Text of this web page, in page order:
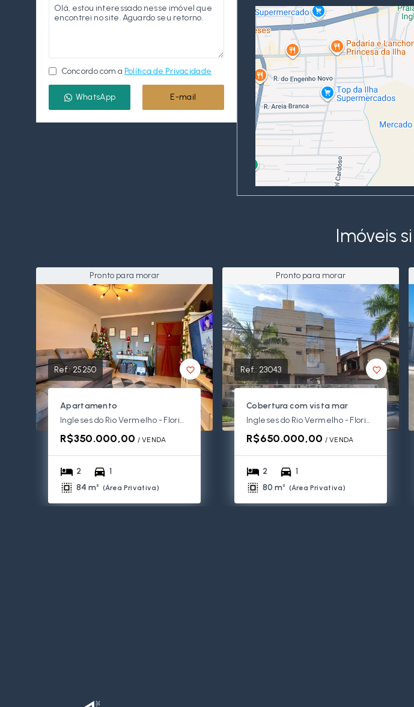
Concordo com a Política de Privacidade
WhatsApp E-mail
Imóveis
Pronto para morar
Ref.:25250
Apartamento
Ingleses do Rio Vermelho - Florianópolis/SC
R$350.000,00 / VENDA
2
1
84 m² (Área Privativa)
Pronto para morar
Ref.: 23043
Cobertura com vista mar
Ingleses do Rio Vermelho - Florianópolis/SC
R$650.000,00 / VENDA
2
1
80 m² (Área Privativa)